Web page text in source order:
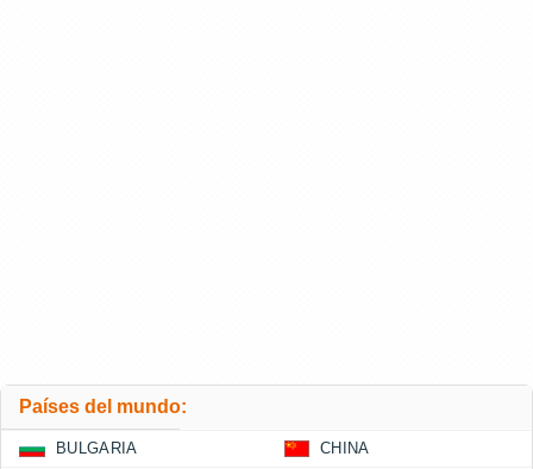
Países del mundo:
BULGARIA CHINA